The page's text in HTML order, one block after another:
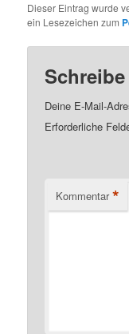
Dieser Eintrag wurde
ein Lesezeichen zum
Deine E-Mail-
Erforderliche
Kommentar *